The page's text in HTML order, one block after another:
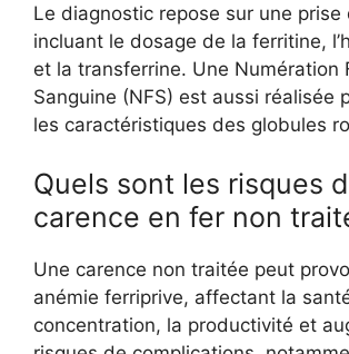
Le diagnostic repose sur une prise
incluant le dosage de la ferritine,
et la transferrine. Une Numération
Sanguine (NFS) est aussi réalisée
les caractéristiques des globules
Quels sont les risques
carence en fer non
Une carence non traitée peut
anémie ferriprive, affectant la
concentration, la productivité et